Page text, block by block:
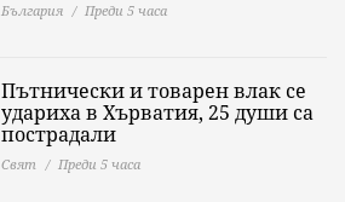
България Преди 5 часа
Пътнически и товарен влак се
удариха в Хърватия, 25 души са
пострадали
Свят Преди 5 часа